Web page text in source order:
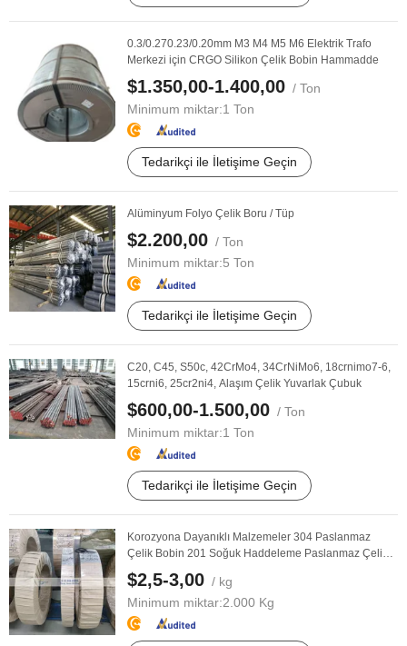
0.3/0.270.23/0.20mm M3 M4 M5 M6 Elektrik Trafo
Merkezi için CRGO Silikon Çelik Bobin Hammadde
$1.350,00-1.400,00 / Ton
Minimum miktar:1 Ton
Tedarikçi ile İletişime Geçin
Alüminyum Folyo Çelik Boru / Tüp
$2.200,00 / Ton
Minimum miktar:5 Ton
Tedarikçi ile İletişime Geçin
C20, C45, S50c, 42CrMo4, 34CrNiMo6, 18crnimo7-6,
15crni6, 25cr2ni4, Alaşım Çelik Yuvarlak Çubuk
$600,00-1.500,00 / Ton
Minimum miktar:1 Ton
Tedarikçi ile İletişime Geçin
Korozyona Dayanıklı Malzemeler 304 Paslanmaz
Çelik Bobin 201 Soğuk Haddeleme Paslanmaz Çelik
Bobin
$2,5-3,00 / kg
Minimum miktar:2.000 Kg